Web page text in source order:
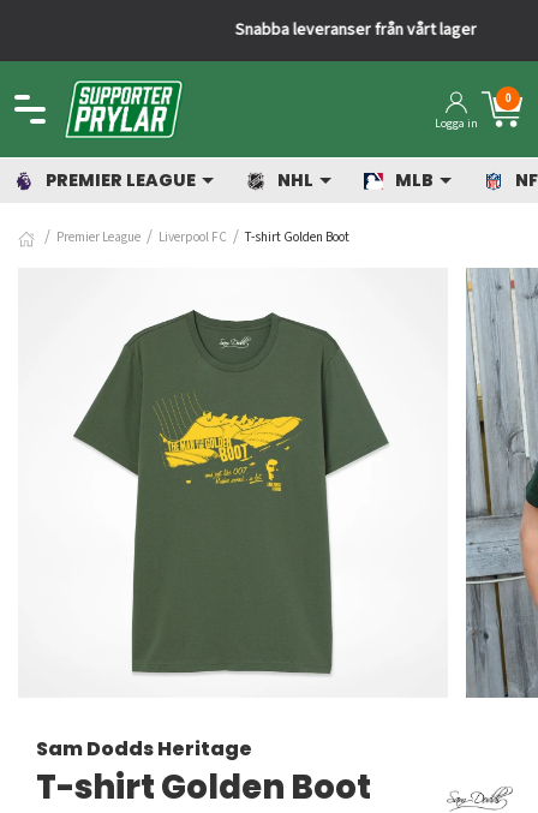
Snabba leveranser från vårt lager
Logga in
0
PREMIER LEAGUE NHL MLB
Premier League Liverpool FC T-shirt Golden Boot
Sam Dodds Heritage
T-shirt Golden Boot